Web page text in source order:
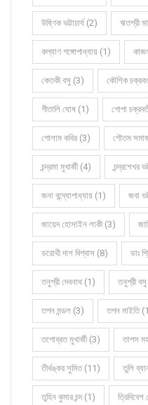
উষ্ণিক ভট্টাচার্য (2) ঋতশ্রী
কল্যাণ গঙ্গোপাধ্যায় (1)
কেতকী বসু (3) কৌশিক
গীতালি ঘোষ (1) গোপা
গোলাম কবির (3) গৌতম
চন্দ্রমা মুখার্জী (4) চন্দ্রশেখর
জনা বন্দ্যোপাধ্যায় (1) জবা
জায়েদ হোসাইন লাকী (3)
ডরোথী দাশ বিশ্বাস (8) ডাঃ
তনুশ্রী দেবনাথ (1) তনুশ্রী
তপন মন্ডল (3) তপন মাইতি
তপোব্রত মুখার্জী (3) তাপস
তীর্থঙ্কর সুমিত (11) তুলি
তুহিন কুমার চন্দ (1)